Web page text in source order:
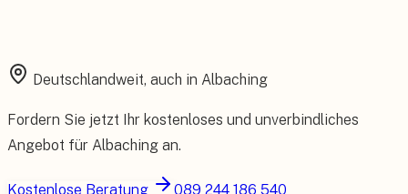
Deutschlandweit, auch in Albaching
Fordern Sie jetzt Ihr kostenloses und unverbindliches
Angebot für Albaching an.
Kostenlose Beratung
089 244 186 540